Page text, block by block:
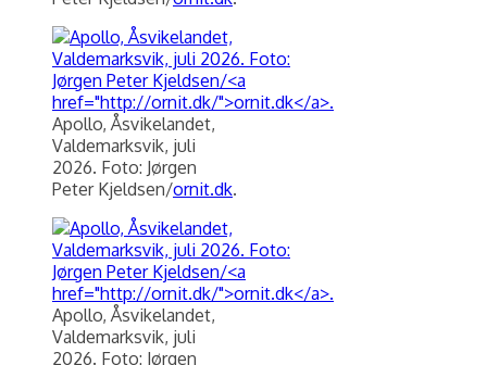
Apollo, Åsvikelandet,
Valdemarksvik, juli
2026. Foto: Jørgen
Peter Kjeldsen/ornit.dk.
Apollo, Åsvikelandet,
Valdemarksvik, juli
2026. Foto: Jørgen